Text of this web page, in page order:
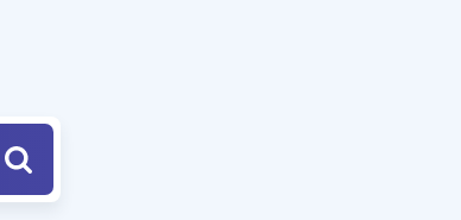
için Öneriler